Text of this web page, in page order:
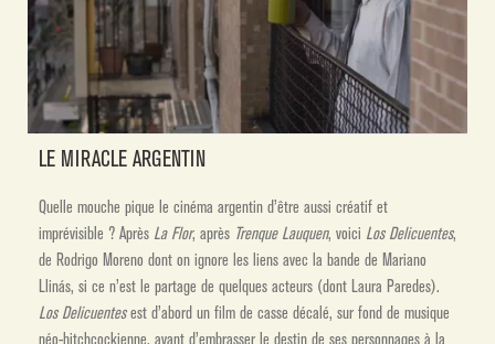
LE MIRACLE ARGENTIN
Quelle mouche pique le cinéma argentin d’être aussi créatif et
imprévisible ? Après La Flor, après Trenque Lauquen, voici Los Delicuentes,
de Rodrigo Moreno dont on ignore les liens avec la bande de Mariano
Llinás, si ce n’est le partage de quelques acteurs (dont Laura Paredes).
Los Delicuentesest d’abord un film de casse décalé, sur fond de musique
néo-hitchcockienne, avant d’embrasser le destin de ses personnages à la